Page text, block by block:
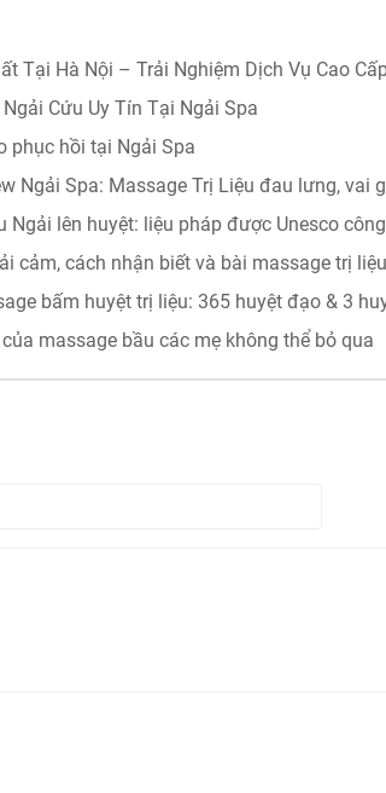
Tại Hà Nội – Trải Nghiệm Dịch Vụ Cao
Cứu Uy Tín Tại Ngải Spa
phục hồi tại Ngải Spa
Ngải Spa: Massage Trị Liệu đau lưng, vai
Ngải lên huyệt: liệu pháp được Unesco
cảm, cách nhận biết và bài massage trị
bấm huyệt trị liệu: 365 huyệt đạo & 3
massage bầu các mẹ không thể bỏ qua